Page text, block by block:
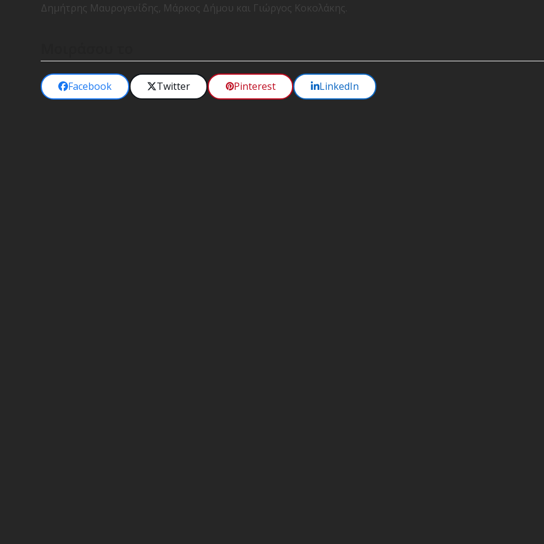
Δημήτρης Μαυρογενίδης, Μάρκος Δήμου και Γιώργος Κοκολάκης.
Facebook Twitter Pinterest LinkedIn